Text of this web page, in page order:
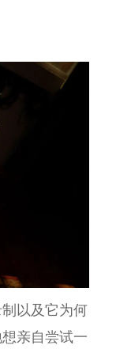
以及它为何
亲自尝试一